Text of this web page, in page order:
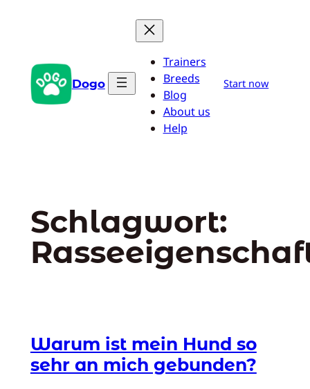
Dogo
Trainers
Breeds
Blog
About us
Help
Start now
Schlagwort:
Warum ist mein Hund so
sehr an mich gebunden?